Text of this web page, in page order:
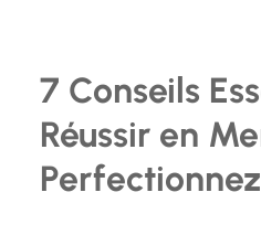
7 Conseils
Réussir en